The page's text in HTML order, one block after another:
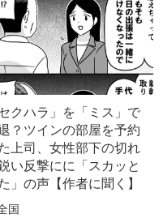
セクハラ」を「ミス」で
？ツインの部屋を予約
上司、女性部下の切れ
い反撃にに「スカッと
」の声【作者に聞く】
国